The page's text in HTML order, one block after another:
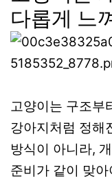
다롭게 느
고양이는 구조부
강아지처럼 정해
방식이 아니라,
준비가 같이 맞